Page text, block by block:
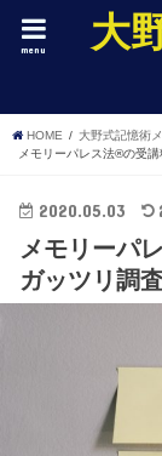
大
menu
HOME
大野式記憶術
メモリーパレス法®︎の受
2020.05.03
メモリーパ
ガッツリ調